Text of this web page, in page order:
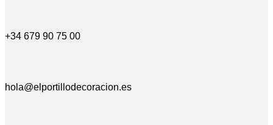
+34 679 90 75 00
hola@elportillodecoracion.es